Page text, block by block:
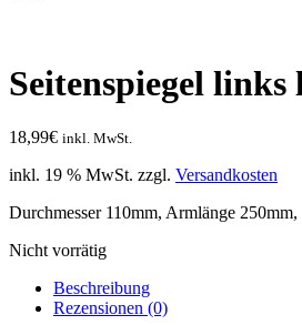
Seitenspiegel links
18,99€ inkl. MwSt.
inkl. 19 % MwSt. zzgl. Versandkosten
Durchmesser 110mm, Armlänge
Nicht vorrätig
Beschreibung
Rezensionen (0)